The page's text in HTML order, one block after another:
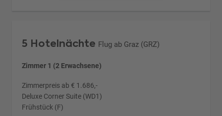
5 Hotelnächte Flug ab Graz (GRZ)
Zimmer 1 (2 Erwachsene)
Zimmerpreis ab € 1.686,-
Deluxe Corner Suite (WD1)
Frühstück (F)